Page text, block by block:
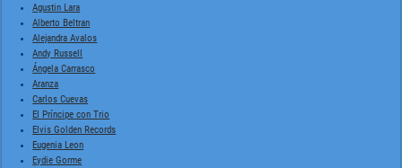
Agustin Lara
Alberto Beltran
Alejandra Avalos
Andy Russell
Ángela Carrasco
Aranza
Carlos Cuevas
El Príncipe con Trio
Elvis Golden Records
Eugenia Leon
Eydie Gorme